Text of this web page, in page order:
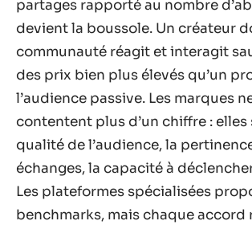
partages rapporté au nombre
devient la boussole. Un créateur
communauté réagit et interagit
des prix bien plus élevés qu’un
l’audience passive. Les marques
contentent plus d’un chiffre :
qualité de l’audience, la
échanges, la capacité à
Les plateformes spécialisées
benchmarks, mais chaque accord